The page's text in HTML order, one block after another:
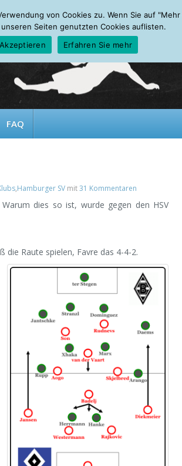
FAQ
,Hamburger SV mit31 Kommentaren
dies so ist, wurde gegen den HSV
die Raute spielen, Favre das 4-4-2.
von Cookies zu. Wenn Sie auf
Seiten genutzten Cookies auflisten.
Akzeptieren
Erfahren Sie mehr